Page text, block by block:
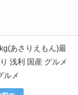
あさりえもん)最
浅利 国産 グルメ
ルメ